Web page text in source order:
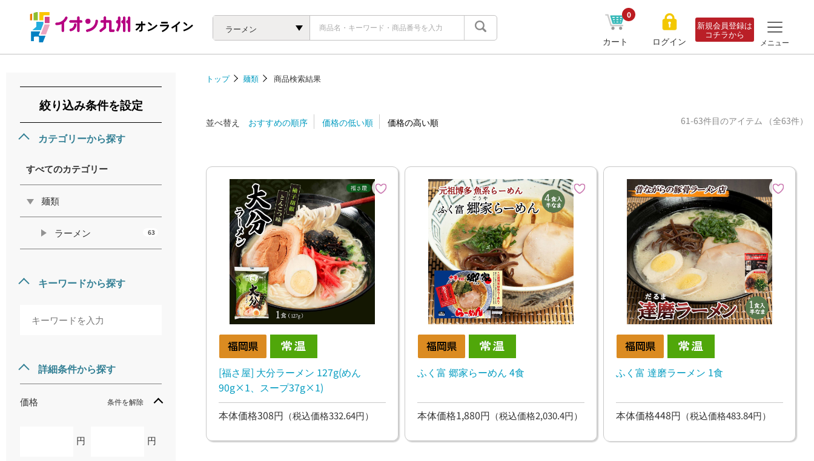
ラーメン
カート
0
ログイン
新規会員登録は
コチラから
メニュー
絞り込み条件を設定
カテゴリーから探す
すべてのカテゴリー
麺類
ラーメン 63
キーワードから探す
詳細条件から探す
価格 条件を解除
円 円
トップ 麺類 商品検索結果
並べ替え おすすめの順序 価格の低い順 価格の高い順 61-63件目のアイテム （全63件）
[福さ屋] 大分ラーメン 127g(めん
90g×1、スープ37g×1)
本体価格308円 （税込価格332.64円）
ふく富 郷家らーめん 4食
本体価格1,880円 （税込価格2,030.4円）
ふく富 達磨ラーメン 1食
本体価格448円 （税込価格483.84円）